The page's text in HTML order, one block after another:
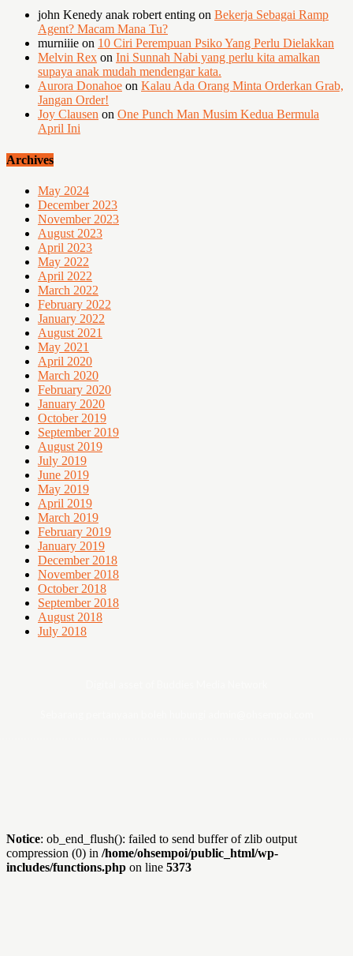
john Kenedy anak robert enting on Bekerja Sebagai Ramp
Agent? Macam Mana Tu?
murniiie on 10 Ciri Perempuan Psiko Yang Perlu Dielakkan
Melvin Rex on Ini Sunnah Nabi yang perlu kita amalkan
supaya anak mudah mendengar kata.
Aurora Donahoe on Kalau Ada Orang Minta Orderkan Grab,
Jangan Order!
Joy Clausen on One Punch Man Musim Kedua Bermula
April Ini
Archives
May 2024
December 2023
November 2023
August 2023
April 2023
May 2022
April 2022
March 2022
February 2022
January 2022
August 2021
May 2021
April 2020
March 2020
February 2020
January 2020
October 2019
September 2019
August 2019
July 2019
June 2019
May 2019
April 2019
March 2019
February 2019
January 2019
December 2018
November 2018
October 2018
September 2018
August 2018
July 2018
Notice: ob_end_flush(): failed to send buffer of zlib output
compression (0) in /home/ohsempoi/public_html/wp-
includes/functions.php on line 5373